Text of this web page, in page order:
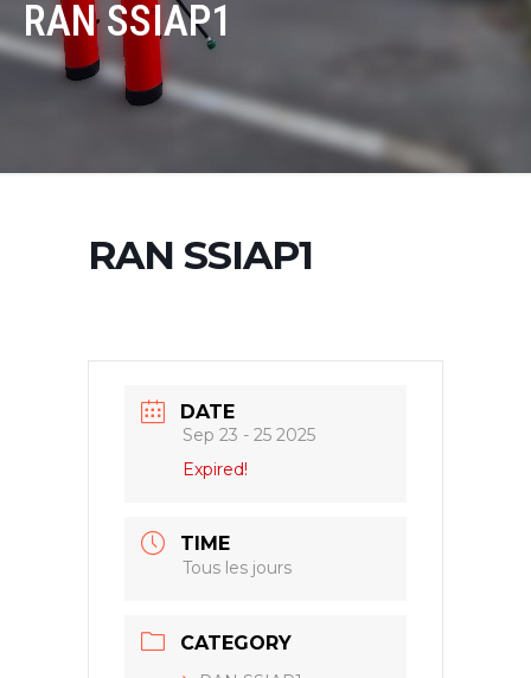
RAN SSIAP1
RAN SSIAP1
DATE
Sep 23 - 25 2025
Expired!
TIME
Tous les jours
CATEGORY